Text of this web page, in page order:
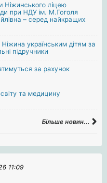
Ніжинського ліцею
при НДУ ім. М.Гоголя
– серед найкращих
українським дітям за
підручники
за рахунок
та медицину
Більше новин...
11:09